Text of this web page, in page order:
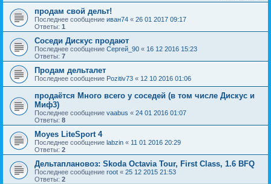
продам свой дельт!
Последнее сообщение иван74 « 26 01 2017 09:17
Ответы: 1
Соседи Дискус продают
Последнее сообщение Сергей_90 « 16 12 2016 15:23
Ответы: 7
Продам дельталет
Последнее сообщение Pozitiv73 « 12 10 2016 01:06
продаётся Много всего у соседей (в том числе Дискус и
Миф3)
Последнее сообщение vaabus « 24 01 2016 01:07
Ответы: 8
Moyes LiteSport 4
Последнее сообщение labzin « 11 01 2016 20:29
Ответы: 2
Дельтаплановоз: Skoda Octavia Tour, First Class, 1.6 BFQ
Последнее сообщение root « 25 12 2015 21:53
Ответы: 2